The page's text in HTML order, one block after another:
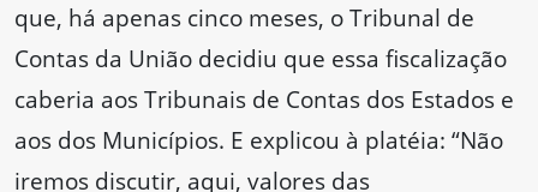
que, há apenas cinco meses, o Tribunal de
Contas da União decidiu que essa fiscalização
caberia aos Tribunais de Contas dos Estados e
aos dos Municípios. E explicou à platéia: “Não
iremos discutir, aqui, valores das